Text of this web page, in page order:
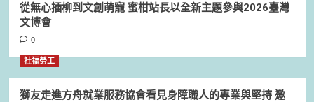
從無心插柳到文創萌寵 蜜柑站長以全新主題參與2026臺灣
文博會
0
社福勞工
獅友走進方舟就業服務協會看見身障職人的專業與堅持 邀